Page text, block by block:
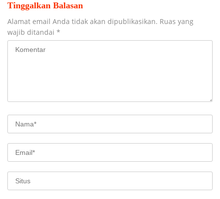
Tinggalkan Balasan
Alamat email Anda tidak akan dipublikasikan. Ruas yang
wajib ditandai *